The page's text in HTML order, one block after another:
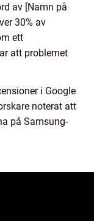
av [Namn på
30% av
ett
att problemet
i Google
noterat att
på Samsung-